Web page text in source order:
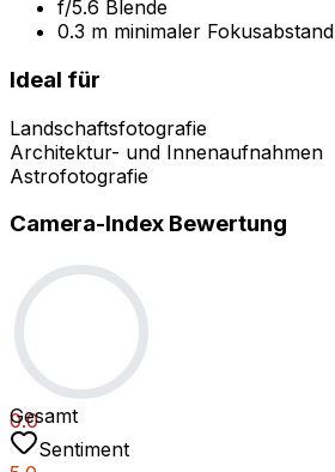
f/5.6 Blende
0.3 m minimaler Fokusabstand
Ideal für
Landschaftsfotografie
Architektur- und Innenaufnahmen
Astrofotografie
Camera-Index Bewertung
0.0
Gesamt
Sentiment